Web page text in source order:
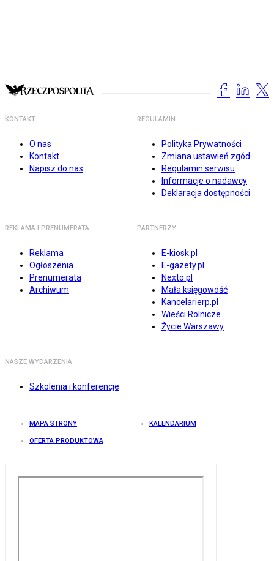
KONTAKT
O nas
Kontakt
Napisz do nas
REGULAMIN
Polityka Prywatności
Zmiana ustawień zgód
Regulamin serwisu
Informacje o nadawcy
Deklaracja dostępności
REKLAMA I PRENUMERATA
Reklama
Ogłoszenia
Prenumerata
Archiwum
PARTNERZY
E-kiosk.pl
E-gazety.pl
Nexto.pl
Mała księgowość
Kancelarierp.pl
Wieści Rolnicze
Życie Warszawy
NASZE WYDARZENIA
Szkolenia i konferencje
MAPA STRONY KALENDARIUM
OFERTA PRODUKTOWA